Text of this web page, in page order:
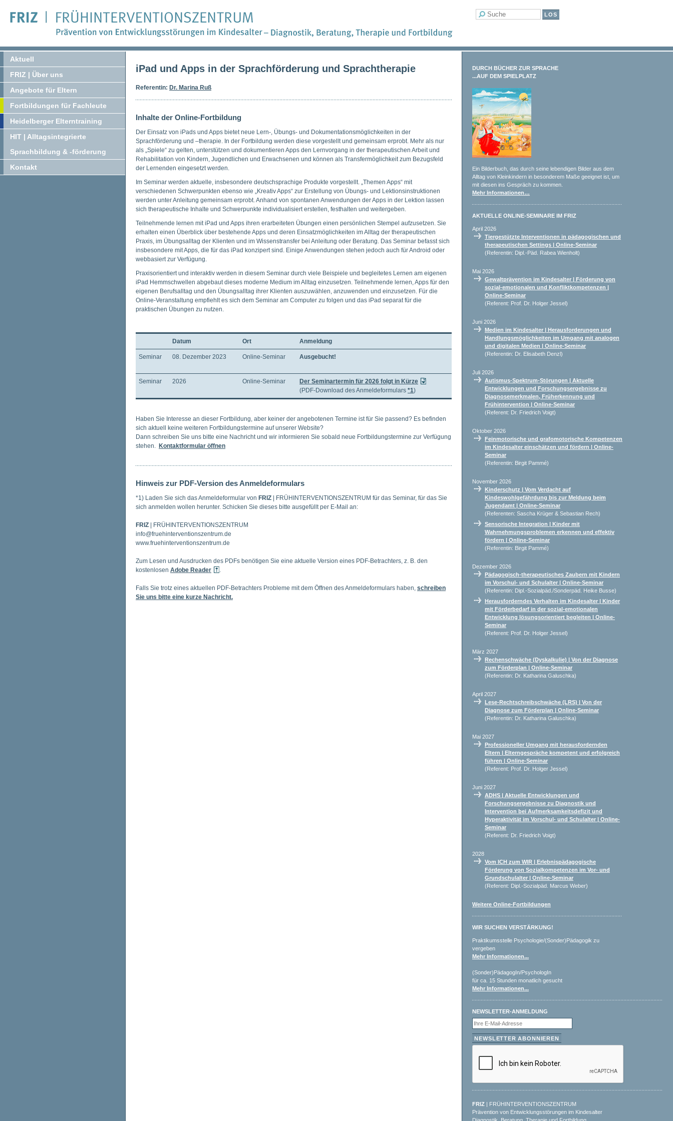
Aktuell
FRIZ | Über uns
Angebote für Eltern
Fortbildungen für Fachleute
Heidelberger Elterntraining
HIT | Alltagsintegrierte
Sprachbildung & -förderung
Kontakt
iPad und Apps in der Sprachförderung und Sprachtherapie
Referentin: Dr. Marina Ruß
Inhalte der Online-Fortbildung
Der Einsatz von iPads und Apps bietet neue Lern-, Übungs- und Dokumentationsmöglichkeiten in der
Sprachförderung und –therapie. In der Fortbildung werden diese vorgestellt und gemeinsam erprobt. Mehr als nur
als „Spiele“ zu gelten, unterstützen und dokumentieren Apps den Lernvorgang in der therapeutischen Arbeit und
Rehabilitation von Kindern, Jugendlichen und Erwachsenen und können als Transfermöglichkeit zum Bezugsfeld
der Lernenden eingesetzt werden.
Im Seminar werden aktuelle, insbesondere deutschsprachige Produkte vorgestellt. „Themen Apps“ mit
verschiedenen Schwerpunkten ebenso wie „Kreativ Apps“ zur Erstellung von Übungs- und Lektionsinstruktionen
werden unter Anleitung gemeinsam erprobt. Anhand von spontanen Anwendungen der Apps in der Lektion lassen
sich therapeutische Inhalte und Schwerpunkte individualisiert erstellen, festhalten und weitergeben.
Teilnehmende lernen mit iPad und Apps ihren erarbeiteten Übungen einen persönlichen Stempel aufzusetzen. Sie
erhalten einen Überblick über bestehende Apps und deren Einsatzmöglichkeiten im Alltag der therapeutischen
Praxis, im Übungsalltag der Klienten und im Wissenstransfer bei Anleitung oder Beratung. Das Seminar befasst sich
insbesondere mit Apps, die für das iPad konzipert sind. Einige Anwendungen stehen jedoch auch für Android oder
webbasiert zur Verfügung.
Praxisorientiert und interaktiv werden in diesem Seminar durch viele Beispiele und begleitetes Lernen am eigenen
iPad Hemmschwellen abgebaut dieses moderne Medium im Alltag einzusetzen. Teilnehmende lernen, Apps für den
eigenen Berufsalltag und den Übungsalltag ihrer Klienten auszuwählen, anzuwenden und einzusetzen. Für die
Online-Veranstaltung empfiehlt es sich dem Seminar am Computer zu folgen und das iPad separat für die
praktischen Übungen zu nutzen.
Datum Ort Anmeldung
Seminar 08. Dezember 2023 Online-Seminar Ausgebucht!
Seminar 2026 Online-Seminar
Der Seminartermin für 2026 folgt in Kürze
(PDF-Download des Anmeldeformulars *1)
Haben Sie Interesse an dieser Fortbildung, aber keiner der angebotenen Termine ist für Sie passend? Es befinden
sich aktuell keine weiteren Fortbildungstermine auf unserer Website?
Dann schreiben Sie uns bitte eine Nachricht und wir informieren Sie sobald neue Fortbildungstermine zur Verfügung
stehen. Kontaktformular öffnen
Hinweis zur PDF-Version des Anmeldeformulars
*1) Laden Sie sich das Anmeldeformular von FRIZ | FRÜHINTERVENTIONSZENTRUM für das Seminar, für das Sie
sich anmelden wollen herunter. Schicken Sie dieses bitte ausgefüllt per E-Mail an:
FRIZ | FRÜHINTERVENTIONSZENTRUM
info@fruehinterventionszentrum.de
www.fruehinterventionszentrum.de
Zum Lesen und Ausdrucken des PDFs benötigen Sie eine aktuelle Version eines PDF-Betrachters, z. B. den
kostenlosen Adobe Reader .
Falls Sie trotz eines aktuellen PDF-Betrachters Probleme mit dem Öffnen des Anmeldeformulars haben, schreiben
Sie uns bitte eine kurze Nachricht.
DURCH BÜCHER ZUR SPRACHE
...AUF DEM SPIELPLATZ
Ein Bilderbuch, das durch seine lebendigen Bilder aus dem
Alltag von Kleinkindern in besonderem Maße geeignet ist, um
mit diesen ins Gespräch zu kommen.
Mehr Informationen…
AKTUELLE ONLINE-SEMINARE IM FRIZ
April 2026
Tiergestützte Interventionen in pädagogischen und
therapeutischen Settings | Online-Seminar
(Referentin: Dipl.-Päd. Rabea Wienholt)
Mai 2026
Gewaltprävention im Kindesalter | Förderung von
sozial-emotionalen und Konfliktkompetenzen |
Online-Seminar
(Referent: Prof. Dr. Holger Jessel)
Juni 2026
Medien im Kindesalter | Herausforderungen und
Handlungsmöglichkeiten im Umgang mit analogen
und digitalen Medien | Online-Seminar
(Referentin: Dr. Elisabeth Denzl)
Juli 2026
Autismus-Spektrum-Störungen | Aktuelle
Entwicklungen und Forschungsergebnisse zu
Diagnosemerkmalen, Früherkennung und
Frühintervention | Online-Seminar
(Referent: Dr. Friedrich Voigt)
Oktober 2026
Feinmotorische und grafomotorische Kompetenzen
im Kindesalter einschätzen und fördern | Online-
Seminar
(Referentin: Birgit Pammé)
November 2026
Kinderschutz | Vom Verdacht auf
Kindeswohlgefährdung bis zur Meldung beim
Jugendamt | Online-Seminar
(Referenten: Sascha Krüger & Sebastian Rech)
Sensorische Integration | Kinder mit
Wahrnehmungsproblemen erkennen und effektiv
fördern | Online-Seminar
(Referentin: Birgit Pammé)
Dezember 2026
Pädagogisch-therapeutisches Zaubern mit Kindern
im Vorschul- und Schulalter | Online-Seminar
(Referentin: Dipl.-Sozialpäd./Sonderpäd. Heike Busse)
Herausforderndes Verhalten im Kindesalter | Kinder
mit Förderbedarf in der sozial-emotionalen
Entwicklung lösungsorientiert begleiten | Online-
Seminar
(Referent: Prof. Dr. Holger Jessel)
März 2027
Rechenschwäche (Dyskalkulie) | Von der Diagnose
zum Förderplan | Online-Seminar
(Referentin: Dr. Katharina Galuschka)
April 2027
Lese-Rechtschreibschwäche (LRS) | Von der
Diagnose zum Förderplan | Online-Seminar
(Referentin: Dr. Katharina Galuschka)
Mai 2027
Professioneller Umgang mit herausfordernden
Eltern | Elterngespräche kompetent und erfolgreich
führen | Online-Seminar
(Referent: Prof. Dr. Holger Jessel)
Juni 2027
ADHS | Aktuelle Entwicklungen und
Forschungsergebnisse zu Diagnostik und
Intervention bei Aufmerksamkeitsdefizit und
Hyperaktivität im Vorschul- und Schulalter | Online-
Seminar
(Referent: Dr. Friedrich Voigt)
2028
Vom ICH zum WIR | Erlebnispädagogische
Förderung von Sozialkompetenzen im Vor- und
Grundschulalter | Online-Seminar
(Referent: Dipl.-Sozialpäd. Marcus Weber)
Weitere Online-Fortbildungen
WIR SUCHEN VERSTÄRKUNG!
Praktikumsstelle Psychologie/(Sonder)Pädagogik zu
vergeben
Mehr Informationen...
(Sonder)PädagogIn/PsychologIn
für ca. 15 Stunden monatlich gesucht
Mehr Informationen...
NEWSLETTER-ANMELDUNG
FRIZ | FRÜHINTERVENTIONSZENTRUM
Prävention von Entwicklungsstörungen im Kindesalter